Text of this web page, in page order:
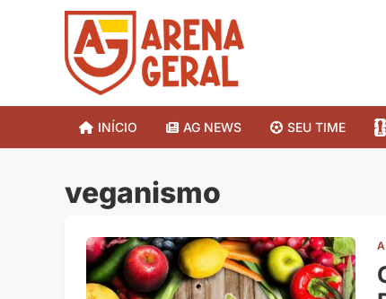
INÍCIO AG NEWS SEU TIME
veganismo